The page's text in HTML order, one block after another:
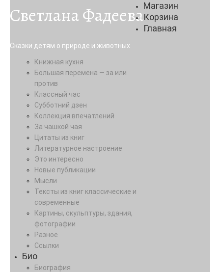
Светлана Фадеева
Сказки детям о природе и животных
Магазин
Корзина
Главная
Книжная кухня
Большая перемена — за или
против
Классный час
Субботний дзен
Коллекция впечатлений
За чашкой чая
Цитаты из книг
Литературное настроение
Это интересно
Новые публикации
Мысли
Тексты из книг классические и
современные
Картины, скульптуры, здания,
фотографии
Разное
Ссылки
Био
Биография